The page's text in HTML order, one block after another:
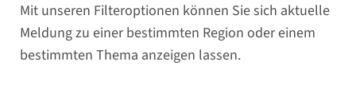
Mit unseren Filteroptionen können Sie sich aktuelle
Meldung zu einer bestimmten Region oder einem
bestimmten Thema anzeigen lassen.